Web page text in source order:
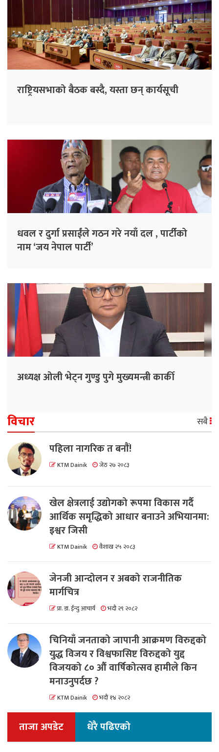
राष्ट्रियसभाको बैठक बस्दै, यस्ता छन् कार्यसूची
धवल र दुर्गा प्रसाईंले गठन गरे नयाँ दल , पार्टीको
नाम ‘जय नेपाल पार्टी’
अध्यक्ष ओली भेट्न गुण्डु पुगे मुख्यमन्त्री कार्की
विचार सबै
पहिला नागरिक त बनाैं!
KTM Dainik जेठ २७ २०८३
खेल क्षेत्रलाई उद्योगको रूपमा विकास गर्दै
आर्थिक समृद्धिको आधार बनाउने अभियानमा:
इश्वर जिसी
KTM Dainik वैशाख २५ २०८३
जेनजी आन्दोलन र अबको राजनीतिक
मार्गचित्र
प्रा. डा. ईन्दु आचार्य भदौ २९ २०८२
चिनियाँ जनताको जापानी आक्रमण विरुद्दको
युद्ध विजय र विश्वफासिष्ट विरुद्दको युद्द
विजयको ८० औं वार्षिकोत्सव हामीले किन
मनाउनुपर्दछ ?
KTM Dainik भदौ १४ २०८२
ताजा अपडेट धेरै पढिएको